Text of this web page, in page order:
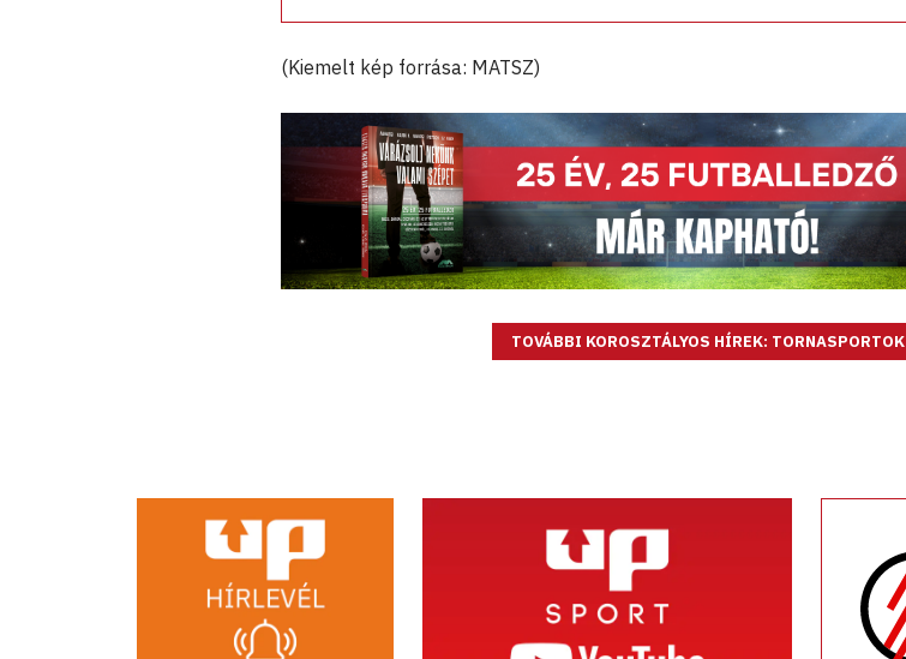
(Kiemelt kép forrása: MATSZ)
TOVÁBBI KOROSZTÁLYOS HÍREK: TORNASPORTOK